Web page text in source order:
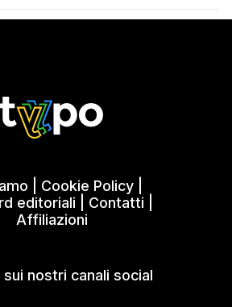
Cookie Policy
editoriali
Contatti
Affiliazioni
sui nostri canali social